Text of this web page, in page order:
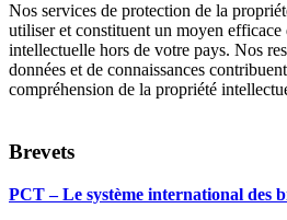
Nos services de protection de la
utiliser et constituent un moyen efficace
intellectuelle hors de votre pays. Nos
données et de connaissances
compréhension de la propriété
Brevets
PCT – Le système international des